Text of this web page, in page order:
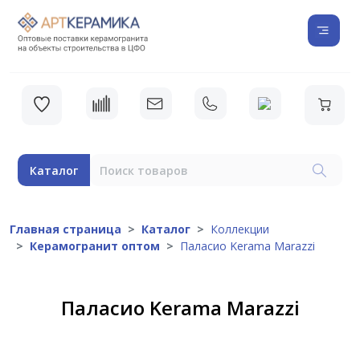
Каталог
Главная страница Каталог
Коллекции
Керамогранит оптом
Паласио Kerama Marazzi
Паласио Kerama Marazzi